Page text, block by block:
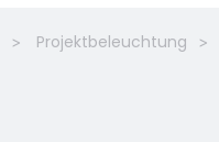
Projektbeleuchtung